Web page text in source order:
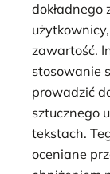
dokładnego
zawartość.
stosowanie
prowadzić
sztucznego
tekstach.
oceniane